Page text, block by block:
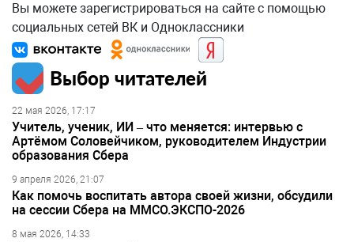
Вы можете зарегистрироваться на сайте с помощью
социальных сетей ВК и Одноклассники
Выбор читателей
22 мая 2026, 17:17
Учитель, ученик, ИИ – что меняется: интервью с
Артёмом Соловейчиком, руководителем Индустрии
образования Сбера
9 апреля 2026, 21:07
Как помочь воспитать автора своей жизни, обсудили
на сессии Сбера на ММСО.ЭКСПО-2026
8 мая 2026, 14:33